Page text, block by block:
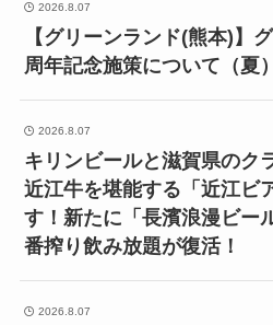
2026.8.07
【グリーンランド(熊本)】
周年記念施策について（夏）
2026.8.07
キリンビールと滋賀県のク
近江牛を堪能する「近江ビ
す！新たに「長濱浪漫ビー
番搾り飲み放題が復活！
2026.8.07